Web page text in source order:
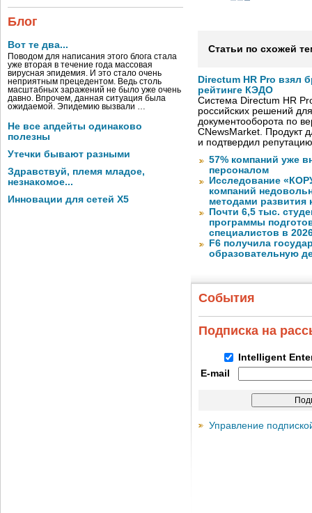
Блог
Вот те два...
Поводом для написания этого блога стала
уже вторая в течение года массовая
вирусная эпидемия. И это стало очень
неприятным прецедентом. Ведь столь
масштабных заражений не было уже очень
давно. Впрочем, данная ситуация была
ожидаемой. Эпидемию вызвали …
Не все апдейты одинаково
полезны
Утечки бывают разными
Здравствуй, племя младое,
незнакомое...
Инновации для сетей X5
Статьи по схожей
Directum HR Pro взял
рейтинге КЭДО
Система Directum HR
российских решений
документооборота по
CNewsMarket. Продукт
и подтвердил
57% компаний уже
персоналом
Исследование
компаний
методами развития
Почти 6,5 тыс.
программы
специалистов в
F6 получила
образовательную
События
Подписка на
Intelligent
E-mail
Управление